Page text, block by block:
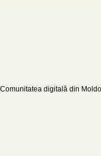
Comunitatea digitală din